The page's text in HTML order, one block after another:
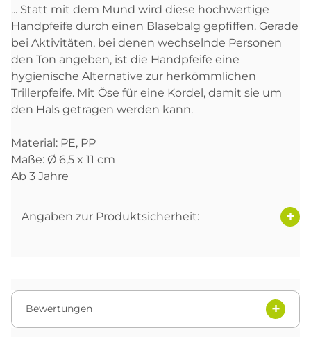
... Statt mit dem Mund wird diese hochwertige
Handpfeife durch einen Blasebalg gepfiffen. Gerade
bei Aktivitäten, bei denen wechselnde Personen
den Ton angeben, ist die Handpfeife eine
hygienische Alternative zur herkömmlichen
Trillerpfeife. Mit Öse für eine Kordel, damit sie um
den Hals getragen werden kann.
Material: PE, PP
Maße: Ø 6,5 x 11 cm
Ab 3 Jahre
Angaben zur Produktsicherheit:
Bewertungen